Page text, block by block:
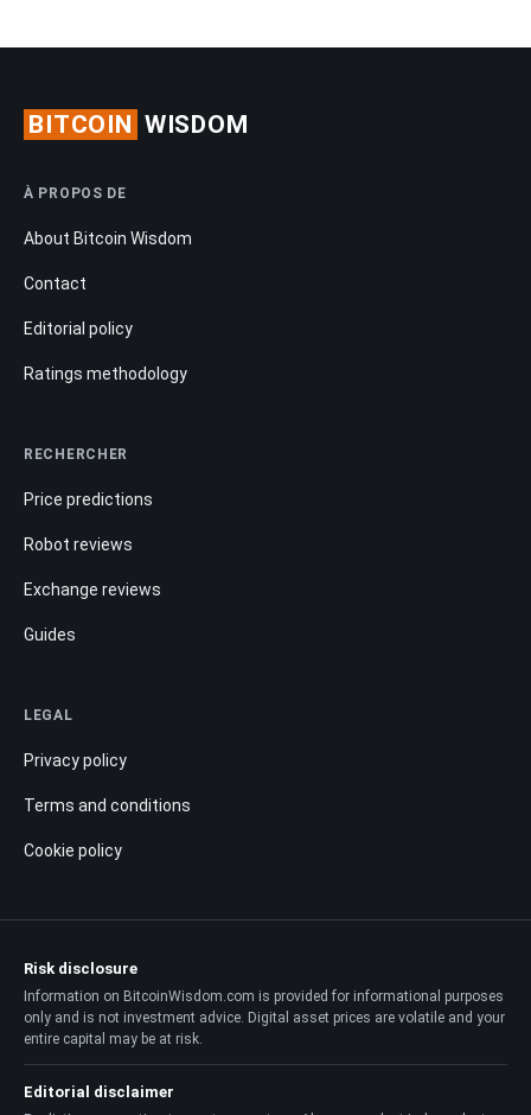
BITCOIN WISDOM
À PROPOS DE
About Bitcoin Wisdom
Contact
Editorial policy
Ratings methodology
RECHERCHER
Price predictions
Robot reviews
Exchange reviews
Guides
LEGAL
Privacy policy
Terms and conditions
Cookie policy
Risk disclosure
Information on BitcoinWisdom.com is provided for informational purposes
only and is not investment advice. Digital asset prices are volatile and your
entire capital may be at risk.
Editorial disclaimer